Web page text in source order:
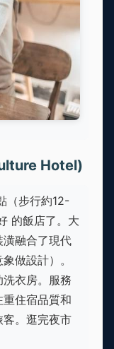
Hotel)
（步行約12-
的飯店了。大
融合了現代
做設計）。
衣房。服務
住宿品質和
。逛完夜市